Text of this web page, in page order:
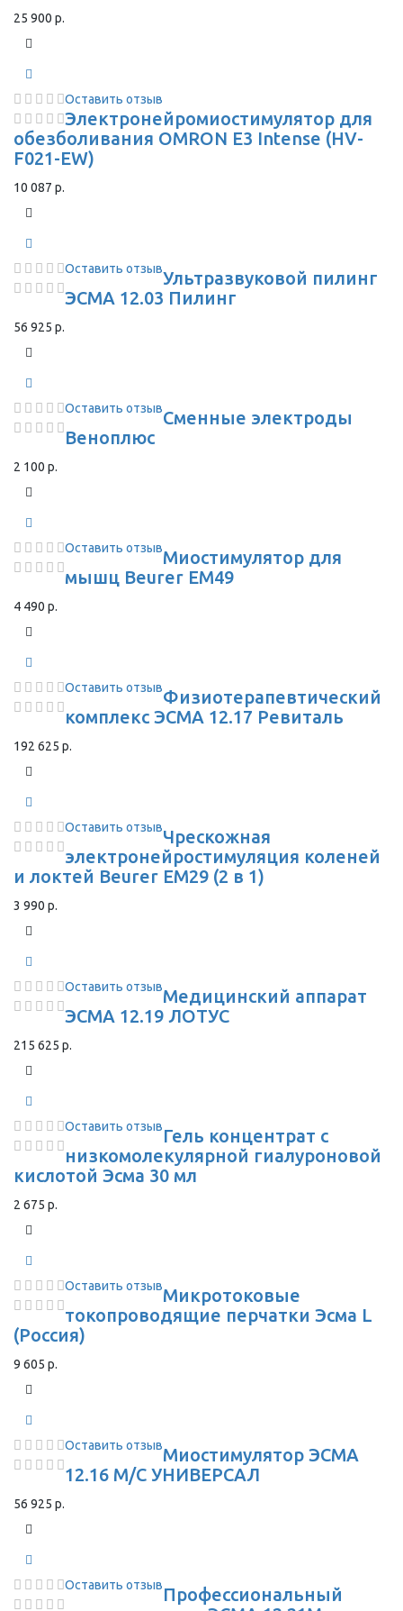
25 900 р.
Оставить отзыв
Электронейромиостимулятор для
обезболивания OMRON Е3 Intense (HV-
F021-EW)
10 087 р.
Оставить отзывУльтразвуковой пилинг
ЭСМА 12.03 Пилинг
56 925 р.
Оставить отзывСменные электроды
Веноплюс
2 100 р.
Оставить отзывМиостимулятор для
мышц Beurer EM49
4 490 р.
Оставить отзывФизиотерапевтический
комплекс ЭСМА 12.17 Ревиталь
192 625 р.
Оставить отзывЧрескожная
электронейростимуляция коленей
и локтей Beurer EM29 (2 в 1)
3 990 р.
Оставить отзывМедицинский аппарат
ЭСМА 12.19 ЛОТУС
215 625 р.
Оставить отзывГель концентрат с
низкомолекулярной гиалуроновой
кислотой Эсма 30 мл
2 675 р.
Оставить отзывМикротоковые
токопроводящие перчатки Эсма L
(Россия)
9 605 р.
Оставить отзывМиостимулятор ЭСМА
12.16 М/С УНИВЕРСАЛ
56 925 р.
Оставить отзывПрофессиональный